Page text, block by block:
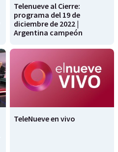
Telenueve al Cierre:
programa del 19 de
diciembre de 2022 |
Argentina campeón
TeleNueve en vivo